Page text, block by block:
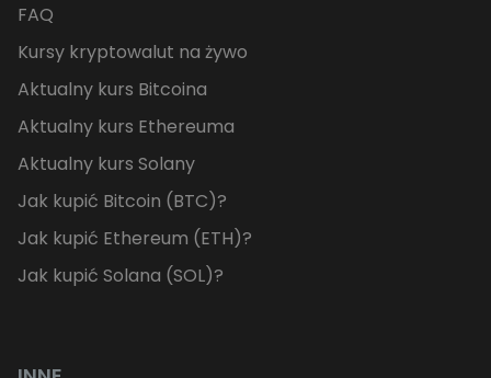
FAQ
Kursy kryptowalut na żywo
Aktualny kurs Bitcoina
Aktualny kurs Ethereuma
Aktualny kurs Solany
Jak kupić Bitcoin (BTC)?
Jak kupić Ethereum (ETH)?
Jak kupić Solana (SOL)?